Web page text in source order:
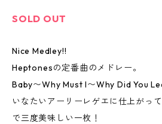
SOLD OUT
Nice Medley!!
Heptonesの定番曲のメドレー。
Baby〜Why Must I〜Why Did You
いなたいアーリーレゲエに仕上がっ
で三度美味しい一枚！